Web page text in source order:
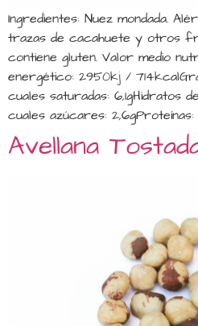
Ingredientes: Nuez mondada.
trazas de cacahuete y otros
contiene gluten. Valor medio
energético: 2950kj /
cuales saturadas: 6,1gHidratos
cuales azúcares: 2,6gProteínas:
Avellana